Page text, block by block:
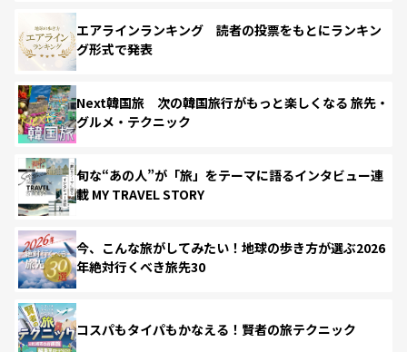
エアラインランキング 読者の投票をもとにランキン
グ形式で発表
Next韓国旅 次の韓国旅行がもっと楽しくなる 旅先・
グルメ・テクニック
旬な“あの人”が「旅」をテーマに語るインタビュー連
載 MY TRAVEL STORY
今、こんな旅がしてみたい！地球の歩き方が選ぶ2026
年絶対行くべき旅先30
コスパもタイパもかなえる！賢者の旅テクニック